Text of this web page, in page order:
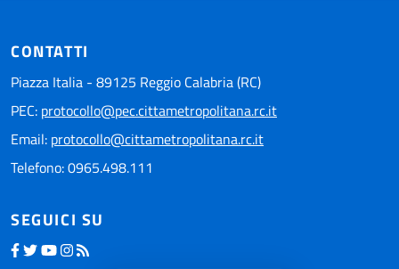
CONTATTI
Piazza Italia - 89125 Reggio Calabria (RC)
PEC: protocollo@pec.cittametropolitana.rc.it
Email: protocollo@cittametropolitana.rc.it
Telefono: 0965.498.111
SEGUICI SU